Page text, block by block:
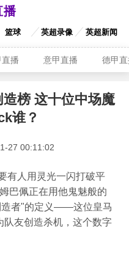
播
篮球 英超录像 英超新闻
播 意甲直播 德甲
榜 这十位中场魔
谁？
27 00:11:02
人用灵光一闪打破平
巴佩正在用他鬼魅般的
造者"的定义——这位皇马
队友创造杀机，这个数字